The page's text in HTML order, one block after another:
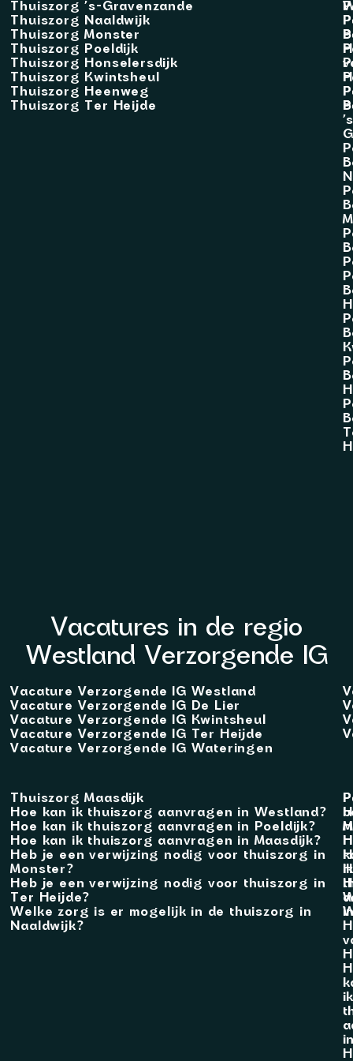
Thuiszorg ’s-Gravenzande
Thuiszorg Naaldwijk
Thuiszorg Monster
Thuiszorg Poeldijk
Thuiszorg Honselersdijk
Thuiszorg Kwintsheul
Thuiszorg Heenweg
Thuiszorg Ter Heijde
Vacatures in de regio
Westland Verzorgende IG
Vacature Verzorgende IG Westland
Vacature Verzorgende IG De Lier
Vacature Verzorgende IG Kwintsheul
Vacature Verzorgende IG Ter Heijde
Vacature Verzorgende IG Wateringen
Thuiszorg Maasdijk
Hoe kan ik thuiszorg aanvragen in Westland?
Hoe kan ik thuiszorg aanvragen in Poeldijk?
Hoe kan ik thuiszorg aanvragen in Maasdijk?
Heb je een verwijzing nodig voor thuiszorg in
Monster?
Heb je een verwijzing nodig voor thuiszorg in
Ter Heijde?
Welke zorg is er mogelijk in de thuiszorg in
Naaldwijk?